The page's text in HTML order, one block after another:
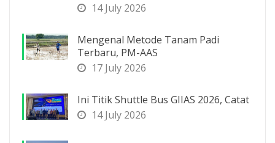
14 July 2026
Mengenal Metode Tanam Padi
Terbaru, PM-AAS
17 July 2026
Ini Titik Shuttle Bus GIIAS 2026, Catat
14 July 2026